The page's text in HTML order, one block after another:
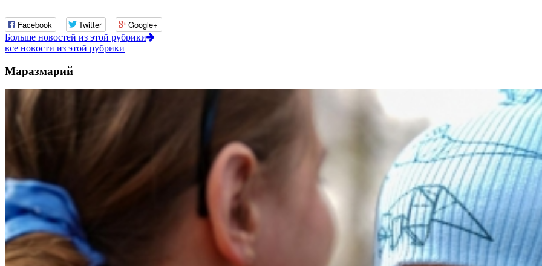
Facebook Twitter Google+
Больше новостей из этой рубрики
все новости из этой рубрики
Маразмарий